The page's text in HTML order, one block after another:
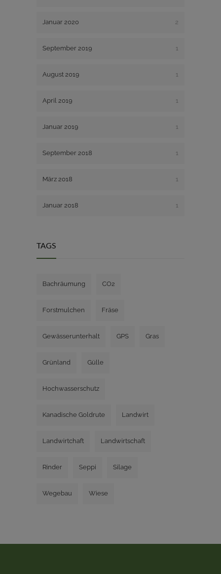
Januar 2020 2
September 2019 1
August 2019 1
April 2019 1
Januar 2019 1
September 2018 1
März 2018 1
Januar 2018 1
TAGS
Bachräumung CO2
Forstmulchen Fräse
Gewässerunterhalt GPS Gras
Grünland Gülle
Hochwasserschutz
Kanadische Goldrute Landwirt
Landwirtchaft Landwirtschaft
Rinder Seppi Silage
Wegebau Wiese